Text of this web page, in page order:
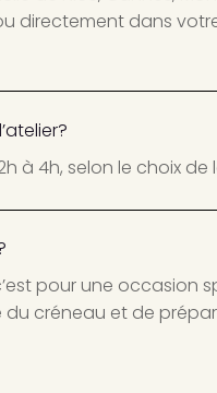
directement dans
à 4h, selon le choix de
pour une occasion
créneau et de